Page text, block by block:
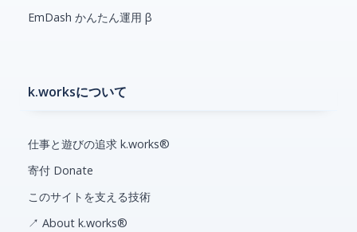
EmDash かんたん運用 β
k.worksについて
仕事と遊びの追求 k.works®
寄付 Donate
このサイトを支える技術
↗ About k.works®